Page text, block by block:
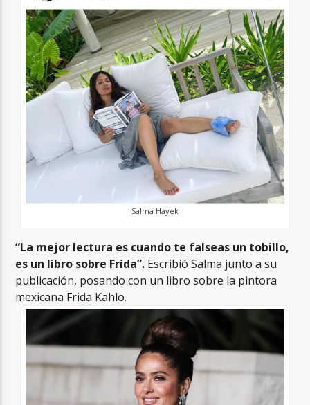
Salma Hayek
“La mejor lectura es cuando te falseas un tobillo,
es un libro sobre Frida”. Escribió Salma junto a su
publicación, posando con un libro sobre la pintora
mexicana Frida Kahlo.